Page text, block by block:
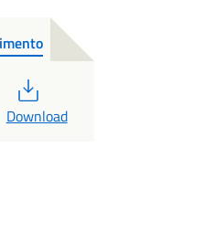
Download